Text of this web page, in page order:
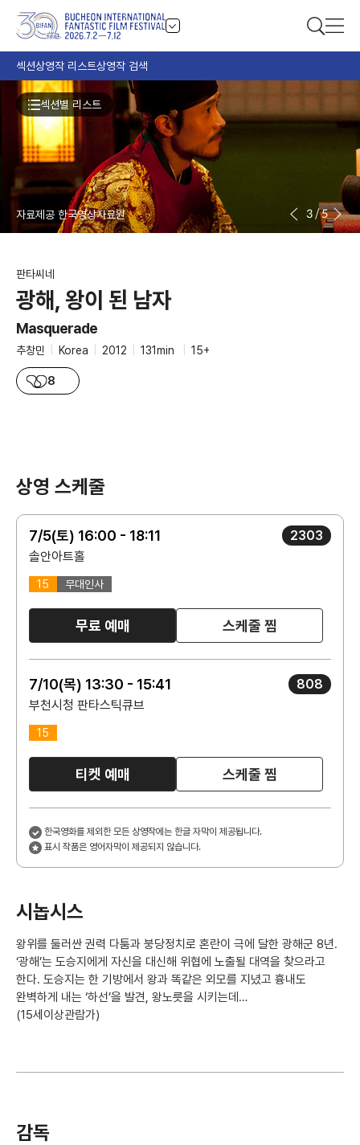
섹션상영작 리스트상영작 검색
자료제공 한국영상자료원 3/5
판타씨네
광해, 왕이 된 남자
Masquerade
추창민 Korea 2012 131min 15+
8
섹션별 리스트
상영 스케줄
7/5(토) 16:00 - 18:11
2303
솔안아트홀
15 무대인사
무료 예매 스케줄 찜
7/10(목) 13:30 - 15:41
808
부천시청 판타스틱큐브
15
티켓 예매 스케줄 찜
한국영화를 제외한 모든 상영작에는 한글 자막이 제공됩니다.
표시 작품은 영어자막이 제공되지 않습니다.
시놉시스
왕위를 둘러싼 권력 다툼과 붕당정치로 혼란이 극에 달한 광해군 8년.
‘광해’는 도승지에게 자신을 대신해 위협에 노출될 대역을 찾으라고
한다. 도승지는 한 기방에서 왕과 똑같은 외모를 지녔고 흉내도
완벽하게 내는 ‘하선’을 발견, 왕노릇을 시키는데…
(15세이상관람가)
감독